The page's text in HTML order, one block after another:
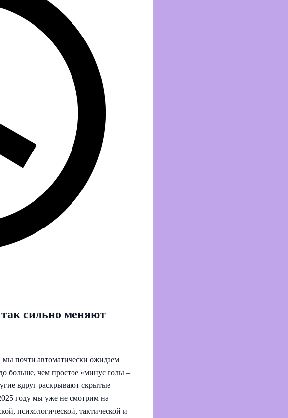
сильно меняют
мы почти автоматически ожидаем
больше, чем простое «минус голы –
вдруг раскрывают скрытые
году мы уже не смотрим на
психологической, тактической и